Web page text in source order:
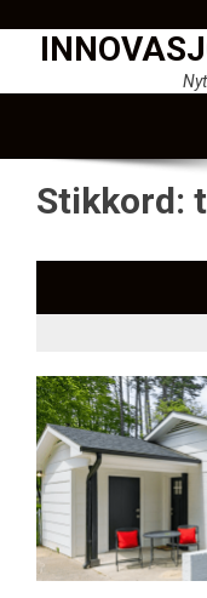
Stikkord: